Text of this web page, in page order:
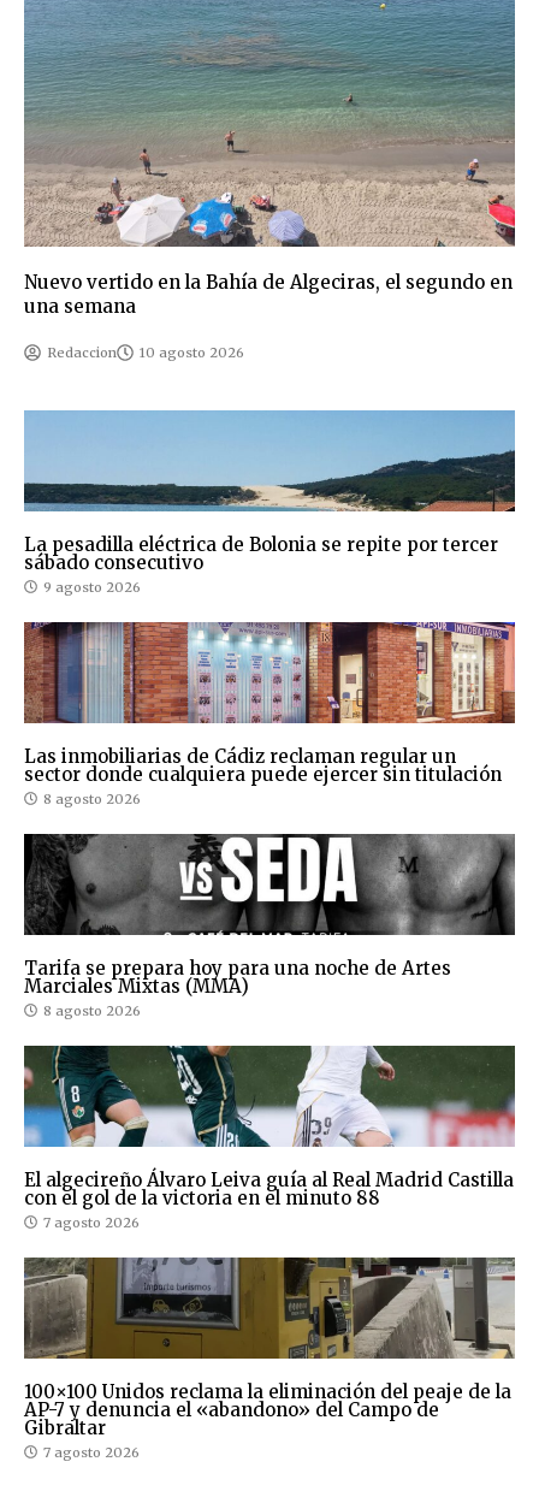
Nuevo vertido en la Bahía de Algeciras, el segundo en
una semana
Redaccion 10 agosto 2026
La pesadilla eléctrica de Bolonia se repite por tercer
sábado consecutivo
9 agosto 2026
Las inmobiliarias de Cádiz reclaman regular un
sector donde cualquiera puede ejercer sin titulación
8 agosto 2026
Tarifa se prepara hoy para una noche de Artes
Marciales Mixtas (MMA)
8 agosto 2026
El algecireño Álvaro Leiva guía al Real Madrid Castilla
con el gol de la victoria en el minuto 88
7 agosto 2026
100×100 Unidos reclama la eliminación del peaje de la
AP-7 y denuncia el «abandono» del Campo de
Gibraltar
7 agosto 2026